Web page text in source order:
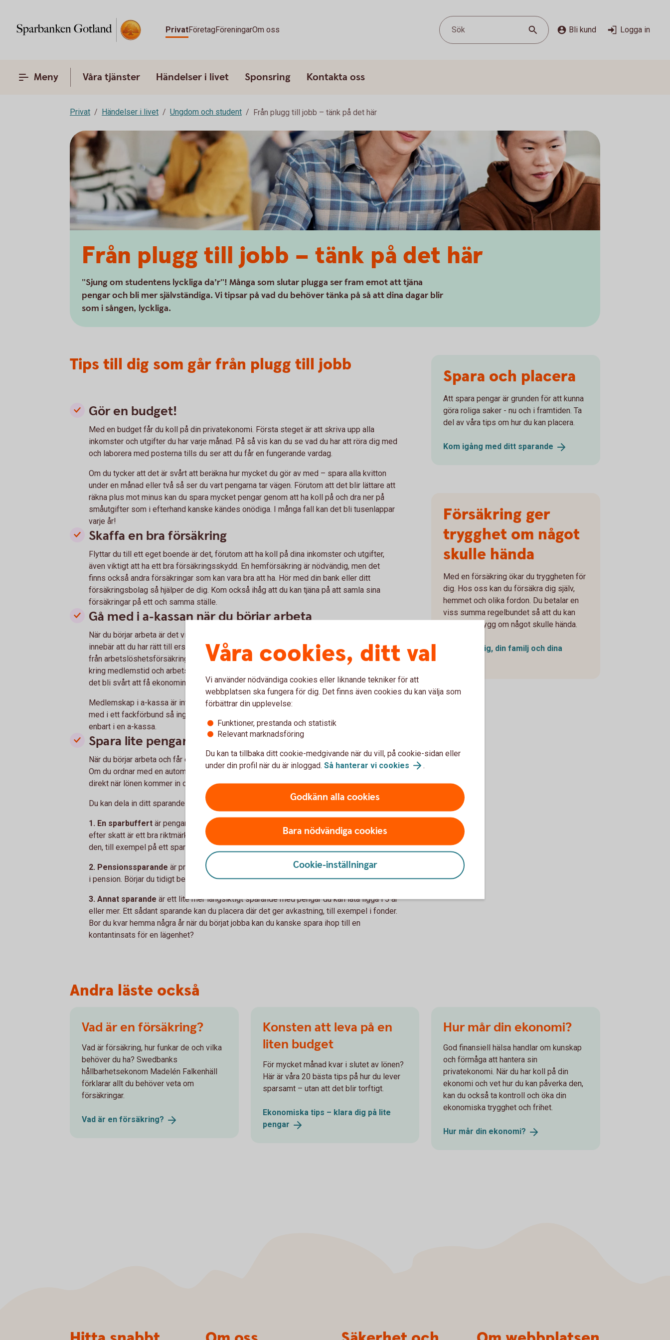
PrivatFöretagFöreningarOm oss Sök Bli kund Logga in
Meny Våra tjänster Händelser i livet Sponsring Kontakta oss
Privat Händelser i livet Ungdom och student Från plugg till jobb – tänk på det här
Från plugg till jobb – tänk på det här
"Sjung om studentens lyckliga da’r"! Många som slutar plugga ser fram emot att tjäna
pengar och bli mer självständiga. Vi tipsar på vad du behöver tänka på så att dina dagar blir
som i sången, lyckliga.
Tips till dig som går från plugg till jobb
Gör en budget!
Med en budget får du koll på din privatekonomi. Första steget är att skriva upp alla
inkomster och utgifter du har varje månad. På så vis kan du se vad du har att röra dig med
och laborera med posterna tills du ser att du får en fungerande vardag.
Om du tycker att det är svårt att beräkna hur mycket du gör av med – spara alla kvitton
under en månad eller två så ser du vart pengarna tar vägen. Förutom att det blir lättare att
räkna plus mot minus kan du spara mycket pengar genom att ha koll på och dra ner på
småutgifter som i efterhand kanske kändes onödiga. I många fall kan det bli tusenlappar
varje år!
Skaffa en bra försäkring
Flyttar du till ett eget boende är det, förutom att ha koll på dina inkomster och utgifter,
även viktigt att ha ett bra försäkringsskydd. En hemförsäkring är nödvändig, men det
finns också andra försäkringar som kan vara bra att ha. Hör med din bank eller ditt
försäkringsbolag så hjälper de dig. Kom också ihåg att du kan tjäna på att samla sina
försäkringar på ett och samma ställe.
Gå med i a-kassan när du börjar arbeta
När du börjar arbeta är det viktigt att gå med i en a-kassa. Det är en slags försäkring som
innebär att du har rätt till ersättning om du skulle bli arbetslös. För att ha rätt till ersättning
från arbetslöshetsförsäkringen måste man vara arbetssökande och uppfylla vissa krav
kring medlemstid och arbetstid. Hör med din a-kassa vad som gäller. Utan a-kassa kan
det bli svårt att få ekonomin att gå ihop som arbetslös.
Medlemskap i a-kassa är inte detsamma som medlemskap i ett fackförbund. Vill du vara
med i ett fackförbund så ingår medlemskap i a-kassa, men det går också att gå med
enbart i en a-kassa.
Spara lite pengar varje månad
När du börjar arbeta och får egen inkomst är det bra att komma igång med ett sparande.
Om du ordnar med en automatisk överföring från lönekontot varje månad dras pengarna
direkt när lönen kommer in och det är större chans att du lär dig att leva utan dem.
Du kan dela in ditt sparande i tre delar:
1. En sparbuffert är pengar man kan ta av om något oförutsett händer. Två månadslöner
efter skatt är ett bra riktmärke, och bufferten bör placeras där man snabbt kan komma åt
den, till exempel på ett sparkonto.
2. Pensionssparande är precis vad det låter som: sparande som du använder när du går
i pension. Börjar du tidigt behöver du inte sätta av så mycket pengar varje månad.
3. Annat sparande är ett lite mer långsiktigt sparande med pengar du kan låta ligga i 5 år
eller mer. Ett sådant sparande kan du placera där det ger avkastning, till exempel i fonder.
Bor du kvar hemma några år när du börjat jobba kan du kanske spara ihop till en
kontantinsats för en lägenhet?
Spara och placera
Att spara pengar är grunden för att kunna
göra roliga saker - nu och i framtiden. Ta
del av våra tips om hur du kan placera.
Kom igång med ditt sparande
Försäkring ger
trygghet om något
skulle hända
Med en försäkring ökar du tryggheten för
dig. Hos oss kan du försäkra dig själv,
hemmet och olika fordon. Du betalar en
viss summa regelbundet så att du kan
känna dig trygg om något skulle hända.
Försäkra dig, din familj och dina
Andra läste också
Vad är en försäkring?
Vad är försäkring, hur funkar de och vilka
behöver du ha? Swedbanks
hållbarhetsekonom Madelén Falkenhäll
förklarar allt du behöver veta om
försäkringar.
Vad är en försäkring?
Konsten att leva på en
liten budget
För mycket månad kvar i slutet av lönen?
Här är våra 20 bästa tips på hur du lever
sparsamt – utan att det blir torftigt.
Ekonomiska tips – klara dig på lite
pengar
Hur mår din ekonomi?
God finansiell hälsa handlar om kunskap
och förmåga att hantera sin
privatekonomi. När du har koll på din
ekonomi och vet hur du kan påverka den,
kan du också ta kontroll och öka din
ekonomiska trygghet och frihet.
Hur mår din ekonomi?
Våra cookies, ditt val
Vi använder nödvändiga cookies eller liknande tekniker för att
webbplatsen ska fungera för dig. Det finns även cookies du kan välja som
förbättrar din upplevelse:
Funktioner, prestanda och statistik
Relevant marknadsföring
Du kan ta tillbaka ditt cookie-medgivande när du vill, på cookie-sidan eller
under din profil när du är inloggad. Så hanterar vi cookies .
Godkänn alla cookies
Bara nödvändiga cookies
Cookie-inställningar